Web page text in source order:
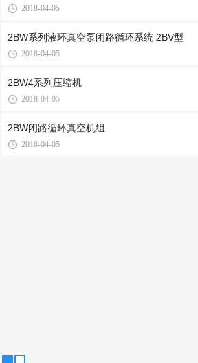
2018-04-05
2BW系列液环真空泵闭路循环系统 2BV型
2018-04-05
2BW4系列压缩机
2018-04-05
2BW闭路循环真空机组
2018-04-05